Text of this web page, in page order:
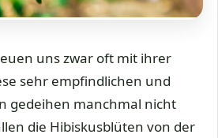
uns zwar oft mit ihrer
sehr empfindlichen und
gedeihen manchmal nicht
die Hibiskusblüten von der